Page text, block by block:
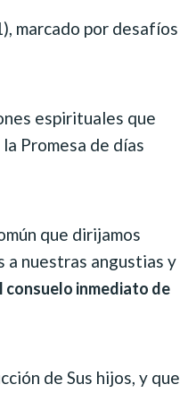
marcado por desafíos
espirituales que
Promesa de días
que dirijamos
a nuestras angustias y
consuelo inmediato de
de Sus hijos, y que